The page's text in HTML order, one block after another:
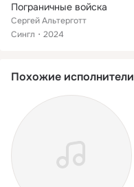
Пограничные войска
Сергей Альтерготт
Сингл
2024
Похожие исполнители